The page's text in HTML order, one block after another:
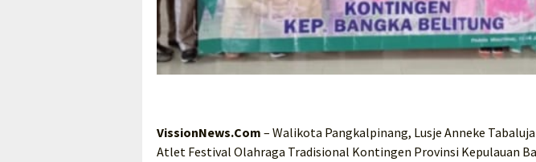
VissionNews.Com – Walikota Pangkalpinang, Lusje Anneke
Atlet Festival Olahraga Tradisional Kontingen Provinsi Kepulauan